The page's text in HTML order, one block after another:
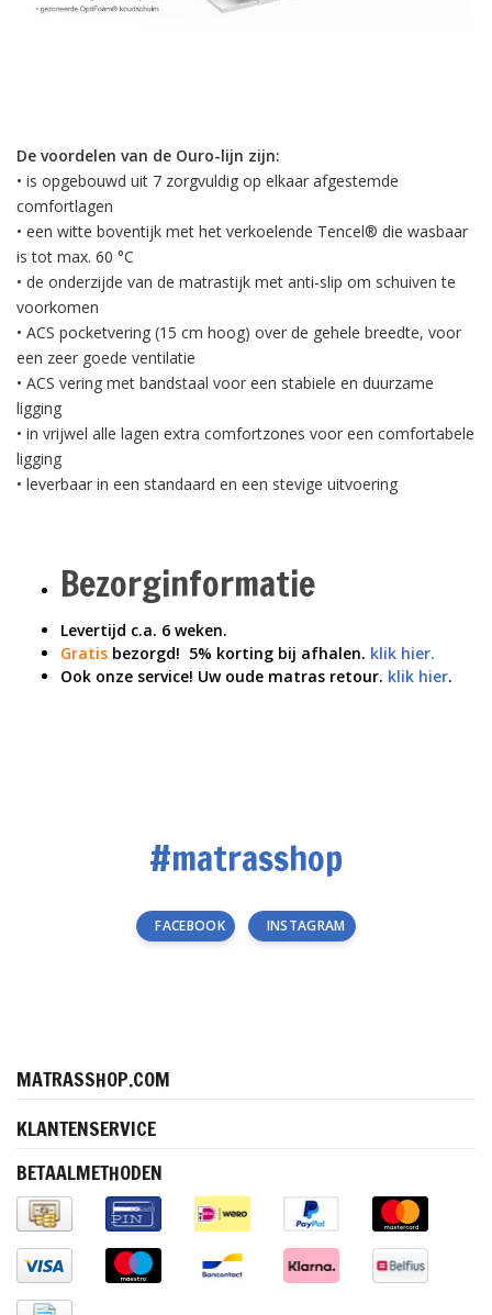
De voordelen van de Ouro-lijn zijn:
• is opgebouwd uit 7 zorgvuldig op elkaar afgestemde
comfortlagen
• een witte boventijk met het verkoelende Tencel® die wasbaar
is tot max. 60 °C
• de onderzijde van de matrastijk met anti-slip om schuiven te
voorkomen
• ACS pocketvering (15 cm hoog) over de gehele breedte, voor
een zeer goede ventilatie
• ACS vering met bandstaal voor een stabiele en duurzame
ligging
• in vrijwel alle lagen extra comfortzones voor een comfortabele
ligging
• leverbaar in een standaard en een stevige uitvoering
Bezorginformatie
Levertijd c.a. 6 weken.
Gratis bezorgd! 5% korting bij afhalen. klik hier.
Ook onze service! Uw oude matras retour. klik hier.
#matrasshop
FACEBOOK INSTAGRAM
MATRASSHOP.COM
KLANTENSERVICE
BETAALMETHODEN